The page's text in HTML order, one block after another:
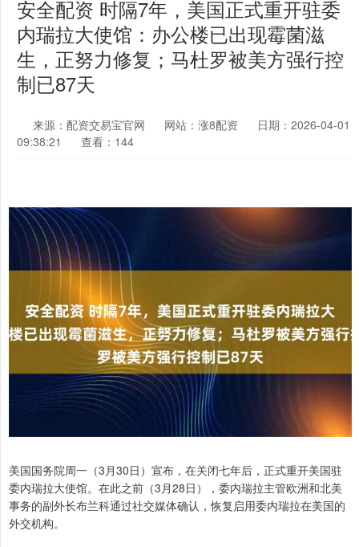
安全配资 时隔7年，美国正式重开驻委
内瑞拉大使馆：办公楼已出现霉菌滋
生，正努力修复；马杜罗被美方强行控
制已87天
来源：配资交易宝官网 网站：涨8配资
日期：2026-04-01
09:38:21
查看：144
美国国务院周一（3月30日）宣布，在关闭七年后，正式重开美国驻
委内瑞拉大使馆。在此之前（3月28日），委内瑞拉主管欧洲和北美
事务的副外长布兰科通过社交媒体确认，恢复启用委内瑞拉在美国的
外交机构。